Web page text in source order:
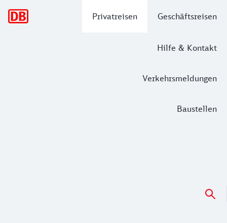
Privatreisen Geschäftsreisen
Hilfe & Kontakt
Verkehrsmeldungen
Baustellen